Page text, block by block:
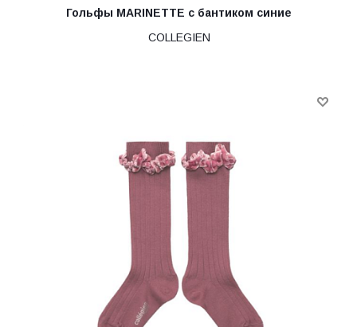
Гольфы MARINETTE с бантиком синие
COLLEGIEN